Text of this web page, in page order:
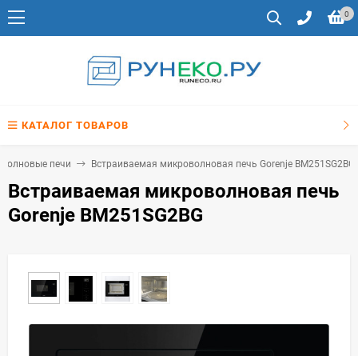
0
КАТАЛОГ ТОВАРОВ
печи Встраиваемая микроволновая печь Gorenje BM251SG2BG
Встраиваемая микроволновая печь
Gorenje BM251SG2BG